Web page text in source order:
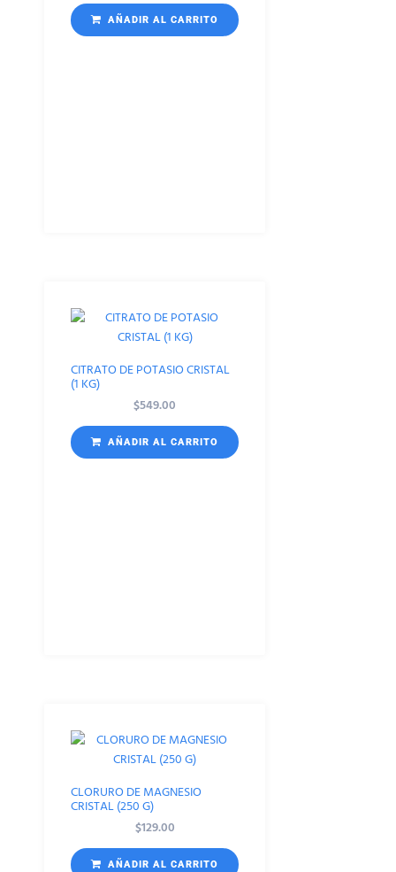
AÑADIR AL CARRITO
CITRATO DE POTASIO CRISTAL
(1 KG)
$549.00
AÑADIR AL CARRITO
CLORURO DE MAGNESIO
CRISTAL (250 G)
$129.00
AÑADIR AL CARRITO